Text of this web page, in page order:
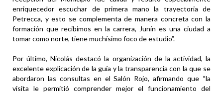
enriquecedor escuchar de primera mano la trayectoria de
Petrecca, y esto se complementa de manera concreta con la
formación que recibimos en la carrera, Junín es una ciudad a
tomar como norte, tiene muchísimo foco de estudio”.
Por último, Nicolás destacó la organización de la actividad, la
excelente explicación de la guía y la transparencia con la que se
abordaron las consultas en el Salón Rojo, afirmando que “la
visita le permitió comprender mejor el funcionamiento del